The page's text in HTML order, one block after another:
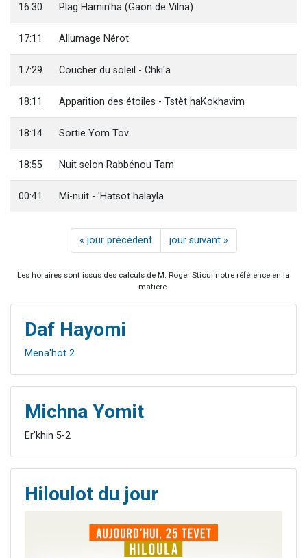
16:30 Plag Hamin'ha (Gaon de Vilna)
17:11 Allumage Nérot
17:29 Coucher du soleil - Chki'a
18:11 Apparition des étoiles - Tstèt haKokhavim
18:14 Sortie Yom Tov
18:55 Nuit selon Rabbénou Tam
00:41 Mi-nuit - 'Hatsot halayla
« jour précédent jour suivant »
Les horaires sont issus des calculs de M. Roger Stioui notre référence en la
matière.
Daf Hayomi
Mena'hot 2
Michna Yomit
Er'khin 5-2
Hiloulot du jour